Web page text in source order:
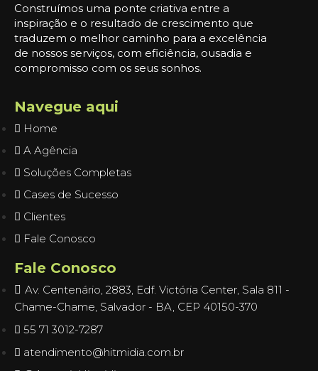
Construímos uma ponte criativa entre a
inspiração e o resultado de crescimento que
traduzem o melhor caminho para a excelência
de nossos serviços, com eficiência, ousadia e
compromisso com os seus sonhos.
Navegue aqui
Home
A Agência
Soluções Completas
Cases de Sucesso
Clientes
Fale Conosco
Fale Conosco
Av. Centenário, 2883, Edf. Victória Center, Sala 811 -
Chame-Chame, Salvador - BA, CEP 40150-370
55 71 3012-7287
atendimento@hitmidia.com.br